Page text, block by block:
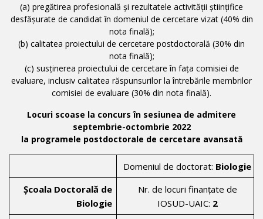
(a) pregătirea profesională şi rezultatele activităţii ştiinţifice
desfășurate de candidat în domeniul de cercetare vizat (40% din
nota finală);
(b) calitatea proiectului de cercetare postdoctorală (30% din
nota finală);
(c) susținerea proiectului de cercetare în fața comisiei de
evaluare, inclusiv calitatea răspunsurilor la întrebările membrilor
comisiei de evaluare (30% din nota finală).
Locuri scoase la concurs în sesiunea de admitere
septembrie-octombrie 2022
la programele postdoctorale de cercetare avansată
Domeniul de doctorat: Biologie
Școala Doctorală de
Biologie
Nr. de locuri finanțate de
IOSUD-UAIC: 2